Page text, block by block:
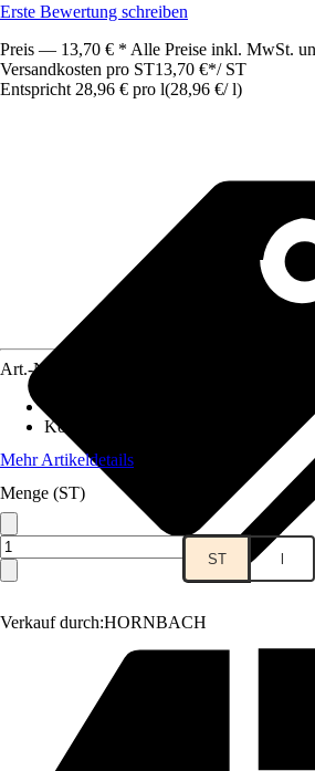
Erste Bewertung schreiben
Preis — 13,70 € * Alle Preise inkl. MwSt.
Versandkosten pro ST13,70 €*/ ST
Entspricht 28,96 € pro l(28,96 €/ l)
Verkauf durch:HORNBACH
Art.-Nr.
Konzentration
Mehr Artikeldetails
Menge (ST)
ST l